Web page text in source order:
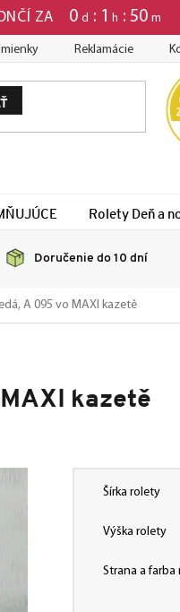
ZA 0 d 1 h 50 m
Reklamácie
Rolety Deň a
Doručenie do 10 dní
A 095 vo MAXI kazetě
kazetě
Šírka rolety
Výška rolety
Strana a farba